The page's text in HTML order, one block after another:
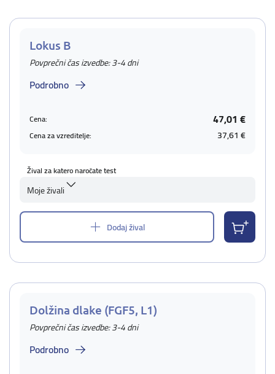
Lokus B
Povprečni čas izvedbe: 3-4 dni
Podrobno
Cena: 47,01 €
Cena za vzreditelje: 37,61 €
Žival za katero naročate test
Moje živali
Dodaj žival
Dolžina dlake (FGF5, L1)
Povprečni čas izvedbe: 3-4 dni
Podrobno